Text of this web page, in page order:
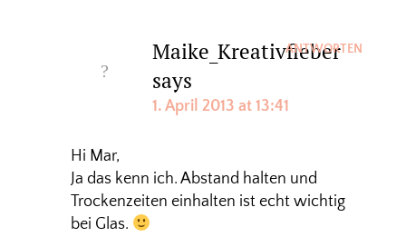
Maike_Kreativfieber
says
1. April 2013 at 13:41
Hi Mar,
Ja das kenn ich. Abstand halten und
Trockenzeiten einhalten ist echt wichtig
bei Glas.
ANTWORTEN